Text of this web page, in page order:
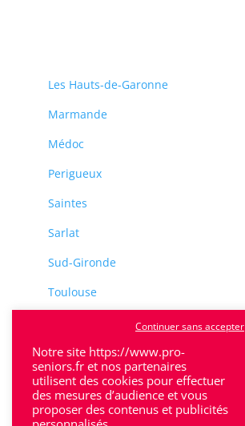
Les Hauts-de-Garonne
Marmande
Médoc
Perigueux
Saintes
Sarlat
Sud-Gironde
Toulouse
Villeneuve-Sur-Lot
Notre site https://www.pro-
seniors.fr et nos partenaires
utilisent des cookies pour effectuer
des mesures d’audience et vous
proposer des contenus et publicités
Continuer sans accepter